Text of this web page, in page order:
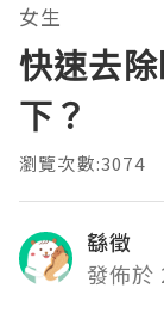
女生
快速去
下？
瀏覽次數:3074
繇徵
發佈於